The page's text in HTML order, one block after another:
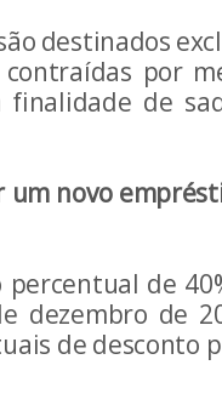
destinados
contraídas por
de
um novo
percentual de
dezembro de
de desconto